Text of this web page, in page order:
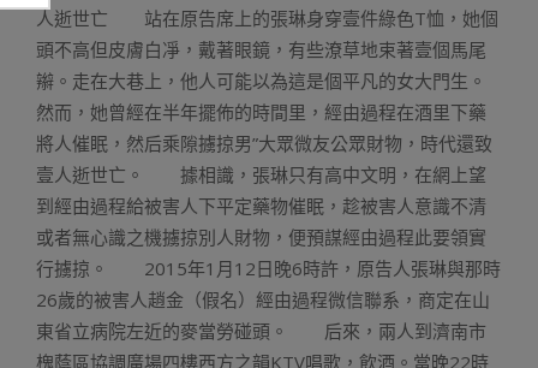
人逝世亡 站在原告席上的張琳身穿壹件綠色T恤，她個
頭不高但皮膚白凈，戴著眼鏡，有些潦草地束著壹個馬尾
辮。走在大巷上，他人可能以為這是個平凡的女大門生。
然而，她曾經在半年擺佈的時間里，經由過程在酒里下藥
將人催眠，然后乘隙擄掠男”大眾微友公眾財物，時代還致
壹人逝世亡。 據相識，張琳只有高中文明，在網上望
到經由過程給被害人下平定藥物催眠，趁被害人意識不清
或者無心識之機擄掠別人財物，便預謀經由過程此要領實
行擄掠。 2015年1月12日晚6時許，原告人張琳與那時
26歲的被害人趙金（假名）經由過程微信聯系，商定在山
東省立病院左近的麥當勞碰頭。 后來，兩人到濟南市
槐蔭區協調廣場四樓西方之韻KTV唱歌，飲酒。當晚22時